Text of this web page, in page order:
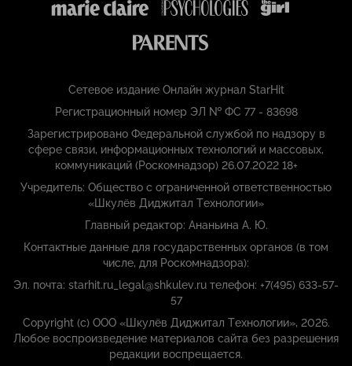
Сетевое издание Онлайн журнал StarHit
Регистрационный номер ЭЛ № ФС 77 - 83698
Зарегистрировано Федеральной службой по надзору в
сфере связи, информационных технологий и массовых,
коммуникаций (Роскомнадзор) 26.07.2022 18+
Учредитель: Общество с ограниченной ответственностью
«Шкулёв Диджитал Технологии»
Главный редактор: Ананьина А. Ю.
Контактные данные для государственных органов (в том
числе, для Роскомнадзора):
Эл. почта: starhit.ru_legal@shkulev.ru телефон: +7(495) 633-57-
57
Copyright (с) ООО «Шкулёв Диджитал Технологии», 2026.
Любое воспроизведение материалов сайта без разрешения
редакции воспрещается.